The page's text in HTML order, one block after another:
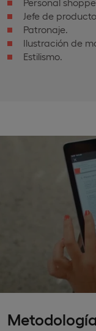
Jefe de
Patronaje.
Ilustración de
Estilismo.